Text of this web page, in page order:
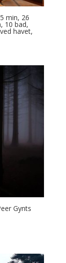
min, 26
10 bad,
havet,
Gynts